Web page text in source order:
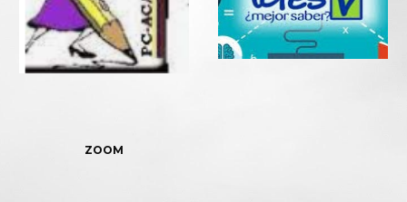
ZOOM